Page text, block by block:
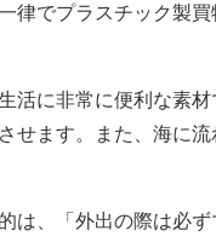
律でプラスチック製
活に非常に便利な素
せます。また、海に
は、「外出の際は必